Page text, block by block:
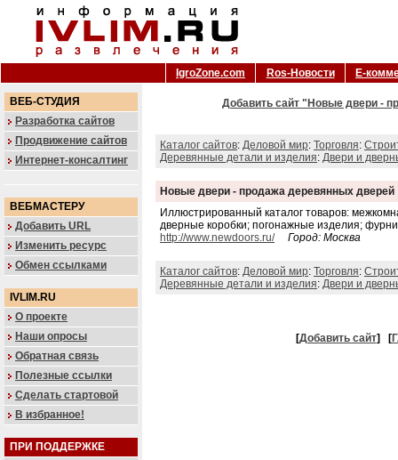
IgroZone.com Ros-Новости Е-
ВЕБ-СТУДИЯ
Разработка сайтов
Продвижение сайтов
Интернет-консалтинг
ВЕБМАСТЕРУ
Добавить URL
Изменить ресурс
Обмен ссылками
IVLIM.RU
О проекте
Наши опросы
Обратная связь
Полезные ссылки
Сделать стартовой
В избранное!
ПРИ ПОДДЕРЖКЕ
Добавить сайт "Новые двери -
Каталог сайтов: Деловой мир: Торговля:
Деревянные детали и изделия: Двери и
Новые двери - продажа деревянных дверей
Иллюстрированный каталог товаров:
дверные коробки; погонажные изделия;
http://www.newdoors.ru/
Город: Москва
Каталог сайтов: Деловой мир: Торговля:
Деревянные детали и изделия: Двери и
[Добавить сайт] [